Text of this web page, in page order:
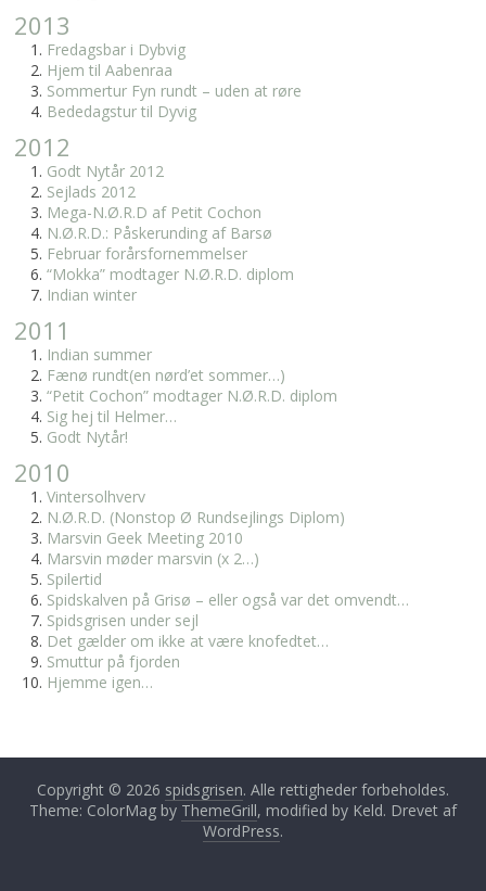
2013
Fredagsbar i Dybvig
Hjem til Aabenraa
Sommertur Fyn rundt – uden at røre
Bededagstur til Dyvig
2012
Godt Nytår 2012
Sejlads 2012
Mega-N.Ø.R.D af Petit Cochon
N.Ø.R.D.: Påskerunding af Barsø
Februar forårsfornemmelser
“Mokka” modtager N.Ø.R.D. diplom
Indian winter
2011
Indian summer
Fænø rundt(en nørd’et sommer…)
“Petit Cochon” modtager N.Ø.R.D. diplom
Sig hej til Helmer…
Godt Nytår!
2010
Vintersolhverv
N.Ø.R.D. (Nonstop Ø Rundsejlings Diplom)
Marsvin Geek Meeting 2010
Marsvin møder marsvin (x 2…)
Spilertid
Spidskalven på Grisø – eller også var det omvendt…
Spidsgrisen under sejl
Det gælder om ikke at være knofedtet…
Smuttur på fjorden
Hjemme igen…
Copyright © 2026 spidsgrisen. Alle rettigheder forbeholdes.
Theme: ColorMag by ThemeGrill, modified by Keld. Drevet af
WordPress.